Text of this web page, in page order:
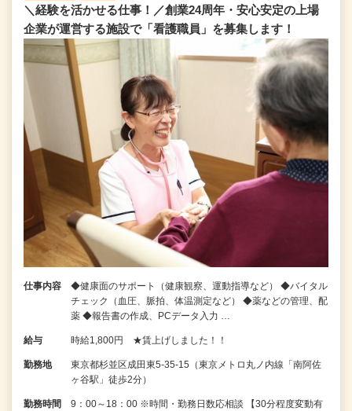
＼経験を活かせる仕事！／創業24周年・安心安定の上場
企業が運営する施設で「看護職員」を募集します！
仕事内容
◆健康面のサポート（健康観察、運動指導など） ◆バイタル
チェック（血圧、脈拍、体温測定など） ◆薬などの管理、配
薬 ◆報告書の作成、PCデータ入力 …
給与 時給1,800円 ★賃上げしました！！
勤務地
東京都杉並区成田東5-35-15（東京メトロ丸ノ内線「南阿佐
ヶ谷駅」徒歩2分）
勤務時間
9：00～18：00 ※時間・勤務日数応相談 【30分程度変動有